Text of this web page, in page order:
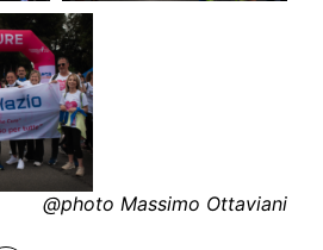
@photo Massimo Ottaviani